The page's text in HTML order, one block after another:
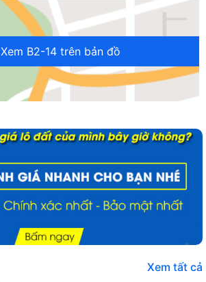
Xem B2-14 trên bản đồ
Xem tất cả